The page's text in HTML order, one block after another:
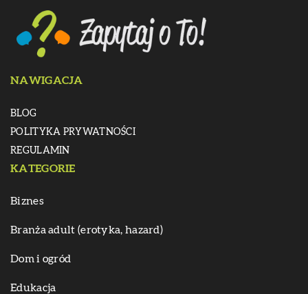
NAWIGACJA
BLOG
POLITYKA PRYWATNOŚCI
REGULAMIN
KATEGORIE
Biznes
Branża adult (erotyka, hazard)
Dom i ogród
Edukacja